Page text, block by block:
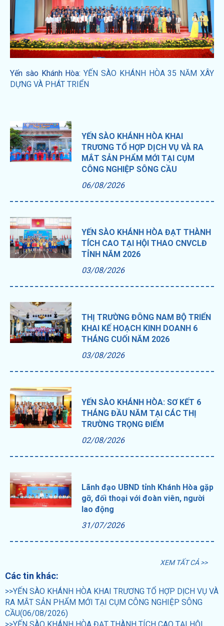
Yến sào Khánh Hòa:YẾN SÀO KHÁNH HÒA 35 NĂM XÂY
DỰNG VÀ PHÁT TRIỂN
YẾN SÀO KHÁNH HÒA KHAI
TRƯƠNG TỔ HỢP DỊCH VỤ VÀ RA
MẮT SẢN PHẨM MỚI TẠI CỤM
CÔNG NGHIỆP SÔNG CẦU
06/08/2026
YẾN SÀO KHÁNH HÒA ĐẠT THÀNH
TÍCH CAO TẠI HỘI THAO CNVCLĐ
TỈNH NĂM 2026
03/08/2026
THỊ TRƯỜNG ĐÔNG NAM BỘ TRIỂN
KHAI KẾ HOẠCH KINH DOANH 6
THÁNG CUỐI NĂM 2026
03/08/2026
YẾN SÀO KHÁNH HÒA: SƠ KẾT 6
THÁNG ĐẦU NĂM TẠI CÁC THỊ
TRƯỜNG TRỌNG ĐIỂM
02/08/2026
Lãnh đạo UBND tỉnh Khánh Hòa gặp
gỡ, đối thoại với đoàn viên, người
lao động
31/07/2026
XEM TẤT CẢ >>
Các tin khác:
>>YẾN SÀO KHÁNH HÒA KHAI TRƯƠNG TỔ HỢP DỊCH VỤ VÀ
RA MẮT SẢN PHẨM MỚI TẠI CỤM CÔNG NGHIỆP SÔNG
CẦU(06/08/2026)